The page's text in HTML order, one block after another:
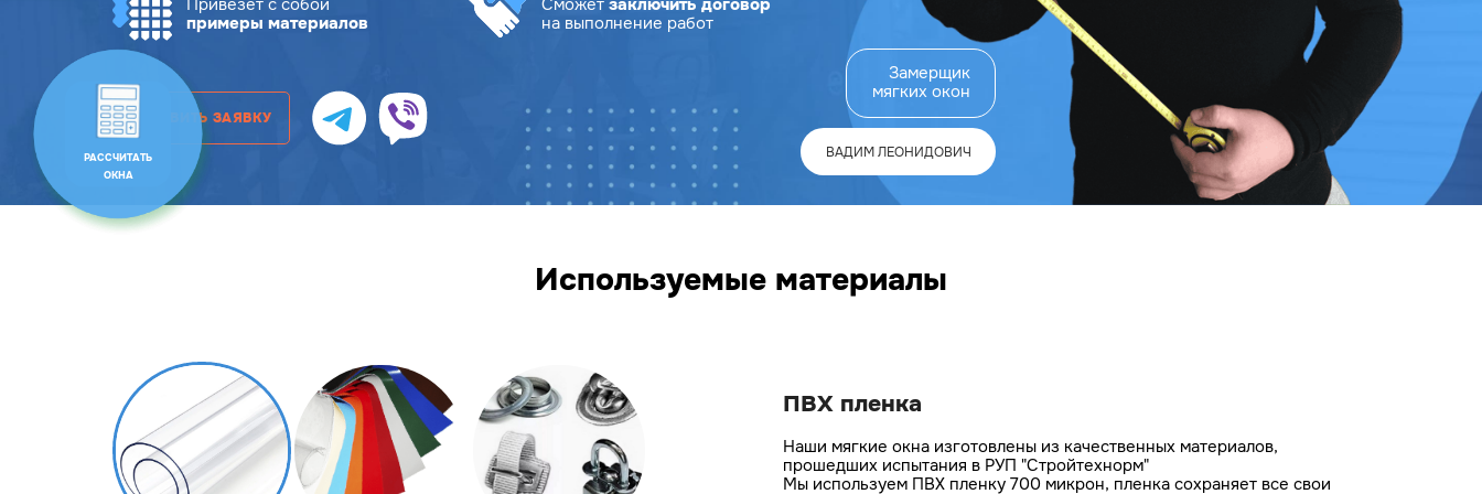
примеры материалов
на выполнение работ
ОСТАВИТЬ ЗАЯВКУ
Замерщик
мягких окон
ВАДИМ ЛЕОНИДОВИЧ
Используемые материалы
ПВХ пленка
Наши мягкие окна изготовлены из качественных материалов,
прошедших испытания в РУП "Стройтехнорм"
Мы используем ПВХ пленку 700 микрон, пленка сохраняет все свои
РАССЧИТАТЬ
ОКНА